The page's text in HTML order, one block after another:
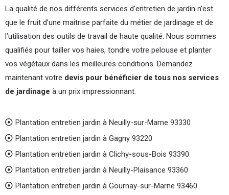
La qualité de nos différents services d’entretien de jardin n’est
que le fruit d’une maitrise parfaite du métier de jardinage et de
l’utilisation des outils de travail de haute qualité. Nous sommes
qualifiés pour tailler vos haies, tondre votre pelouse et planter
vos végétaux dans les meilleures conditions. Demandez
maintenant votre devis pour bénéficier de tous nos services
de jardinage à un prix impressionnant.
Plantation entretien jardin à Neuilly-sur-Marne 93330
Plantation entretien jardin à Gagny 93220
Plantation entretien jardin à Clichy-sous-Bois 93390
Plantation entretien jardin à Neuilly-Plaisance 93360
Plantation entretien jardin à Gournay-sur-Marne 93460